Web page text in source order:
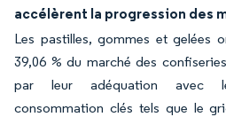
accélèrent la progression des
Les pastilles, gommes et gelées
39,06 % du marché des
par leur adéquation avec
consommation clés tels que le